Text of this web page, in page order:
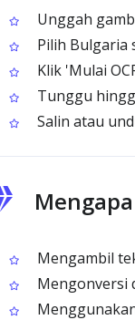
Unggah
Pilih Bulgaria
Klik 'Mulai
Tunggu
Salin atau
Mengambil
Mengonversi